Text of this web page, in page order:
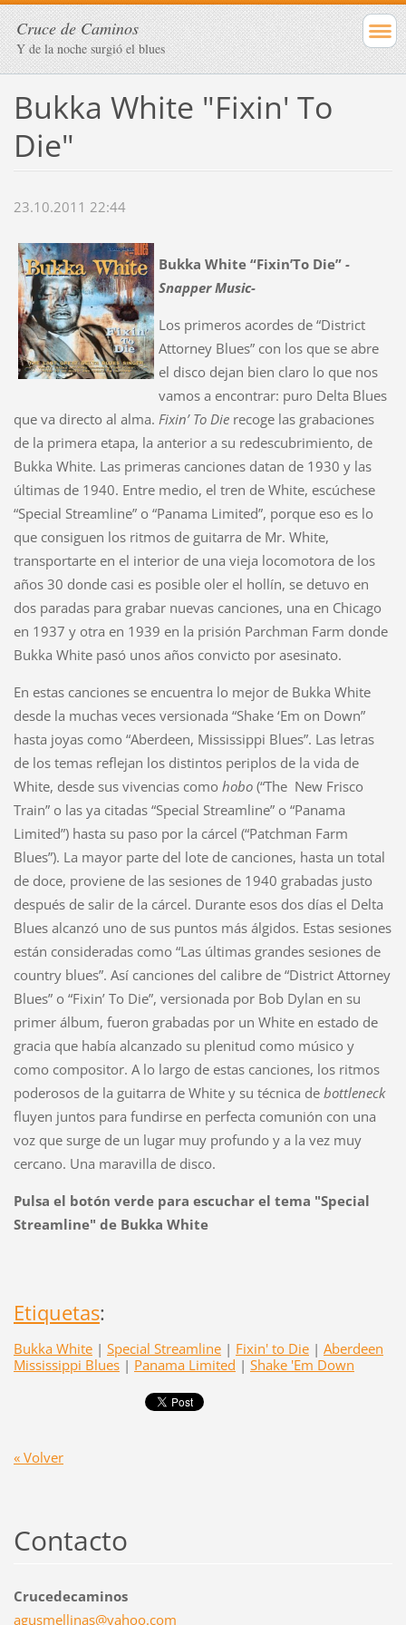
Cruce de Caminos
Y de la noche surgió el blues
Bukka White "Fixin' To
Die"
23.10.2011 22:44
Bukka White “Fixin’To Die”-
Snapper Music-
Los primeros acordes de “District
Attorney Blues” con los que se abre
el disco dejan bien claro lo que nos
vamos a encontrar: puro Delta Blues
que va directo al alma. Fixin’ To Dierecoge las grabaciones
de la primera etapa, la anterior a su redescubrimiento, de
Bukka White. Las primeras canciones datan de 1930 y las
últimas de 1940. Entre medio, el tren de White, escúchese
“Special Streamline” o “Panama Limited”, porque eso es lo
que consiguen los ritmos de guitarra de Mr. White,
transportarte en el interior de una vieja locomotora de los
años 30 donde casi es posible oler el hollín, se detuvo en
dos paradas para grabar nuevas canciones, una en Chicago
en 1937 y otra en 1939 en la prisión Parchman Farm donde
Bukka White pasó unos años convicto por asesinato.
En estas canciones se encuentra lo mejor de Bukka White
desde la muchas veces versionada “Shake ‘Em on Down”
hasta joyas como “Aberdeen, Mississippi Blues”. Las letras
de los temas reflejan los distintos periplos de la vida de
White, desde sus vivencias como hobo(“The New Frisco
Train” o las ya citadas “Special Streamline” o “Panama
Limited”) hasta su paso por la cárcel (“Patchman Farm
Blues”). La mayor parte del lote de canciones, hasta un total
de doce, proviene de las sesiones de 1940 grabadas justo
después de salir de la cárcel. Durante esos dos días el Delta
Blues alcanzó uno de sus puntos más álgidos. Estas sesiones
están consideradas como “Las últimas grandes sesiones de
country blues”. Así canciones del calibre de “District Attorney
Blues” o “Fixin’ To Die”, versionada por Bob Dylan en su
primer álbum, fueron grabadas por un White en estado de
gracia que había alcanzado su plenitud como músico y
como compositor. A lo largo de estas canciones, los ritmos
poderosos de la guitarra de White y su técnica de bottleneck
fluyen juntos para fundirse en perfecta comunión con una
voz que surge de un lugar muy profundo y a la vez muy
cercano. Una maravilla de disco.
Pulsa el botón verde para escuchar el tema "Special
Streamline" de Bukka White
Etiquetas:
Bukka White | Special Streamline | Fixin' to Die | Aberdeen
Mississippi Blues | Panama Limited | Shake 'Em Down
« Volver
Contacto
Crucedecaminos
agusmellinas@yahoo.com